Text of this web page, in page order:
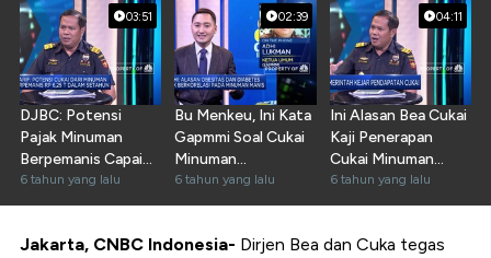
03:51
DJBC: Potensi
Pajak Minuman
Berpemanis Capai
Rp 6,25 Triliun
6 tahun yang lalu
02:39
Bu Menkeu, Ini Kata
Gapmmi Soal Cukai
Minuman
Berpemanis
6 tahun yang lalu
04:11
Ini Alasan Bea Cukai
Kaji Penerapan
Cukai Minuman
Berpemanis
6 tahun yang lalu
Jakarta, CNBC Indonesia- Dirjen Bea dan Cuka tegas